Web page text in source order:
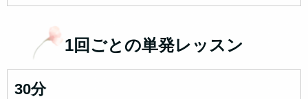
1回ごとの単発レッスン
30分